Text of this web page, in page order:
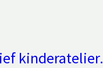
kinderatelier.